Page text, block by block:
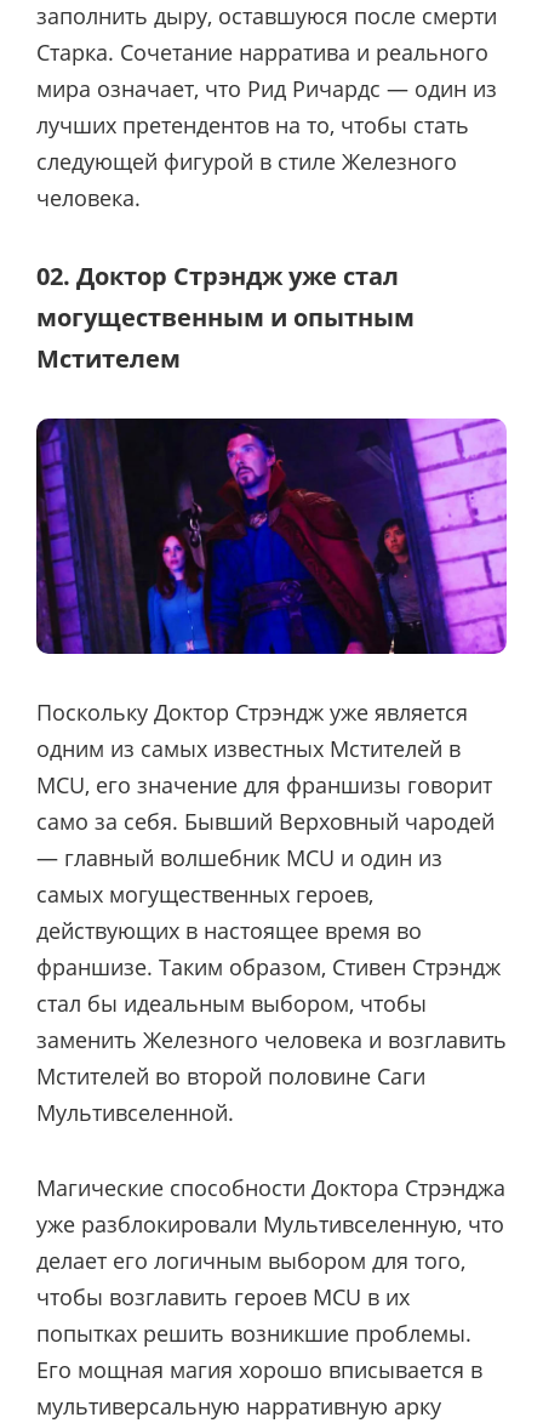
заполнить дыру, оставшуюся после смерти
Старка. Сочетание нарратива и реального
мира означает, что Рид Ричардс — один из
лучших претендентов на то, чтобы стать
следующей фигурой в стиле Железного
человека.
02. Доктор Стрэндж уже стал
могущественным и опытным
Мстителем
Поскольку Доктор Стрэндж уже является
одним из самых известных Мстителей в
MCU, его значение для франшизы говорит
само за себя. Бывший Верховный чародей
— главный волшебник MCU и один из
самых могущественных героев,
действующих в настоящее время во
франшизе. Таким образом, Стивен Стрэндж
стал бы идеальным выбором, чтобы
заменить Железного человека и возглавить
Мстителей во второй половине Саги
Мультивселенной.
Магические способности Доктора Стрэнджа
уже разблокировали Мультивселенную, что
делает его логичным выбором для того,
чтобы возглавить героев MCU в их
попытках решить возникшие проблемы.
Его мощная магия хорошо вписывается в
мультиверсальную нарративную арку